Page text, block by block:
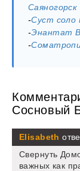
Саяногорск
-Суст соло
-Энантат
-
Сосновый
Elisabeth
Свернуть
важных как